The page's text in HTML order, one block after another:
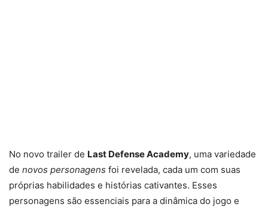
No novo trailer de Last Defense Academy, uma variedade
de novos personagens foi revelada, cada um com suas
próprias habilidades e histórias cativantes. Esses
personagens são essenciais para a dinâmica do jogo e